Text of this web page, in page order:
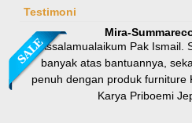
Testimoni
Mira-
Assalamualaikum Pak Ismail.
banyak atas bantuannya,
penuh dengan produk furniture
Karya Priboemi